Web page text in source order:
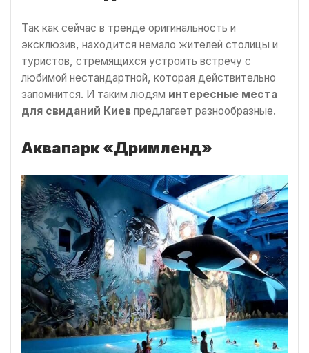
Так как сейчас в тренде оригинальность и
эксклюзив, находится немало жителей столицы и
туристов, стремящихся устроить встречу с
любимой нестандартной, которая действительно
запомнится. И таким людям интересные места
для свиданий Киев предлагает разнообразные.
Аквапарк «Дримленд»